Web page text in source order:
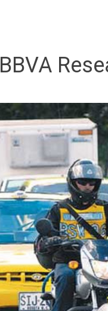
BBVA